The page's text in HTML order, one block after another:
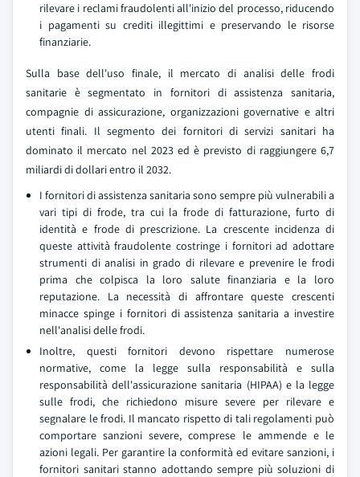
rilevare i reclami fraudolenti all'inizio del processo, riducendo
i pagamenti su crediti illegittimi e preservando le risorse
finanziarie.
Sulla base dell'uso finale, il mercato di analisi delle frodi
sanitarie è segmentato in fornitori di assistenza sanitaria,
compagnie di assicurazione, organizzazioni governative e altri
utenti finali. Il segmento dei fornitori di servizi sanitari ha
dominato il mercato nel 2023 ed è previsto di raggiungere 6,7
miliardi di dollari entro il 2032.
I fornitori di assistenza sanitaria sono sempre più vulnerabili a
vari tipi di frode, tra cui la frode di fatturazione, furto di
identità e frode di prescrizione. La crescente incidenza di
queste attività fraudolente costringe i fornitori ad adottare
strumenti di analisi in grado di rilevare e prevenire le frodi
prima che colpisca la loro salute finanziaria e la loro
reputazione. La necessità di affrontare queste crescenti
minacce spinge i fornitori di assistenza sanitaria a investire
nell'analisi delle frodi.
Inoltre, questi fornitori devono rispettare numerose
normative, come la legge sulla responsabilità e sulla
responsabilità dell'assicurazione sanitaria (HIPAA) e la legge
sulle frodi, che richiedono misure severe per rilevare e
segnalare le frodi. Il mancato rispetto di tali regolamenti può
comportare sanzioni severe, comprese le ammende e le
azioni legali. Per garantire la conformità ed evitare sanzioni, i
fornitori sanitari stanno adottando sempre più soluzioni di